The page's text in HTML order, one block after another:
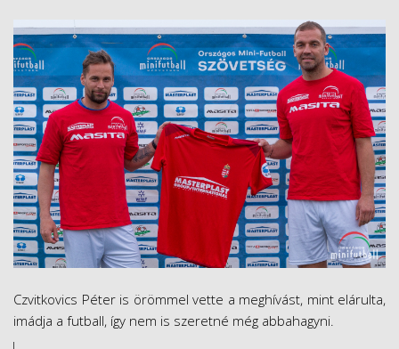
Czvitkovics Péter is örömmel vette a meghívást, mint elárulta,
imádja a futball, így nem is szeretné még abbahagyni.